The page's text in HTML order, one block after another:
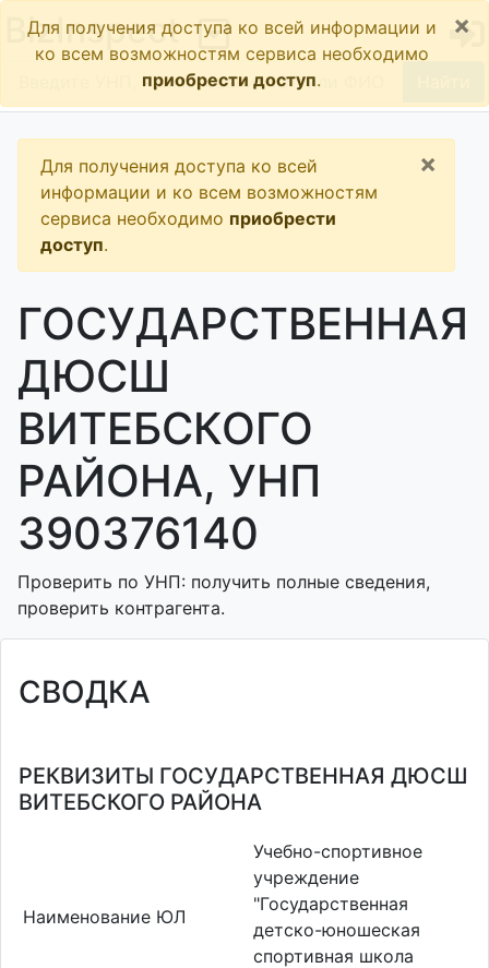
BizInspect
Для получения доступа ко всей информации и
ко всем возможностям сервиса необходимо
приобрести доступ.
×
Для получения доступа ко всей
информации и ко всем возможностям
сервиса необходимо приобрести
доступ.
×
ГОСУДАРСТВЕННАЯ
ДЮСШ
ВИТЕБСКОГО
РАЙОНА, УНП
390376140
Проверить по УНП: получить полные сведения,
проверить контрагента.
СВОДКА
РЕКВИЗИТЫ ГОСУДАРСТВЕННАЯ ДЮСШ
ВИТЕБСКОГО РАЙОНА
Наименование ЮЛ
Учебно-спортивное
учреждение
"Государственная
детско-юношеская
спортивная школа